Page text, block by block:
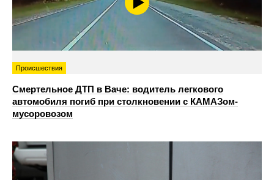
Происшествия
Смертельное ДТП в Ваче: водитель легкового
автомобиля погиб при столкновении с КАМАЗом-
мусоровозом